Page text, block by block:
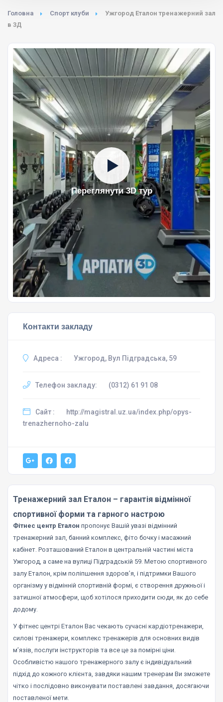
Головна Спорт клуби
Ужгород Еталон тренажерний зал
в 3Д
Переглянути 3D тур
Контакти закладу
Адреса : Ужгород, Вул Підградська, 59
Телефон закладу: (0312) 61 91 08
Сайт :
http://magistral.uz.ua/index.php/opys-
trenazhernoho-zalu
Тренажерний зал Еталон – гарантія відмінної
спортивної форми та гарного настрою
Фітнес центр Еталон пропонує Вашій увазі відмінний
тренажерний зал, банний комплекс, фіто бочку і масажний
кабінет. Розташований Еталон в центральній частині міста
Ужгород, а саме на вулиці Підградській 59. Метою спортивного
залу Еталон, крім поліпшення здоров’я, і ​​підтримки Вашого
організму у відмінній спортивній формі, є створення дружньої і
затишної атмосфери, щоб хотілося приходити сюди, як до себе
додому.
У фітнес центрі Еталон Вас чекають сучасні кардіотренажери,
силові тренажери, комплекс тренажерів для основних видів
м’язів, послуги інструкторів та все це за помірні ціни.
Особливістю нашого тренажерного залу є індивідуальний
підхід до кожного клієнта, завдяки нашим тренерам Ви зможете
чітко і послідовно виконувати поставлені завдання, досягаючи
поставленої мети.